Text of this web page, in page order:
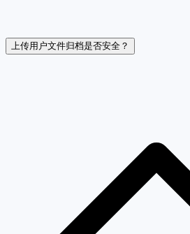
上传用户文件归档是否安全？